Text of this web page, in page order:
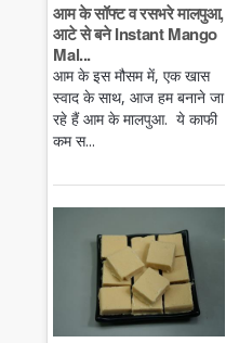
आम के सॉफ्ट व रसभरे मालपुआ,
आटे से बने Instant Mango
Mal...
आम के इस मौसम में, एक खास
स्वाद के साथ, आज हम बनाने जा
रहे हैं आम के मालपुआ. ये काफी
कम स...